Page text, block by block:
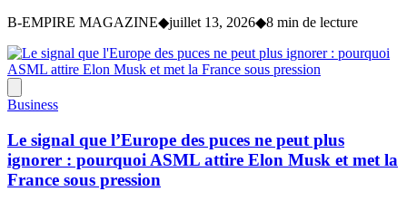
B-EMPIRE MAGAZINE◆juillet 13, 2026◆8 min de lecture
Business
Le signal que l’Europe des puces ne peut plus
ignorer : pourquoi ASML attire Elon Musk et met la
France sous pression